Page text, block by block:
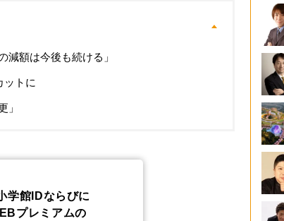
減額は今後も続ける」
ットに
」
学館IDならびに
プレミアムの